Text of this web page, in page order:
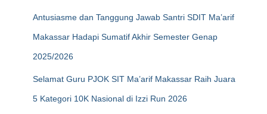
Antusiasme dan Tanggung Jawab Santri SDIT Ma’arif
Makassar Hadapi Sumatif Akhir Semester Genap
2025/2026
Selamat Guru PJOK SIT Ma’arif Makassar Raih Juara
5 Kategori 10K Nasional di Izzi Run 2026